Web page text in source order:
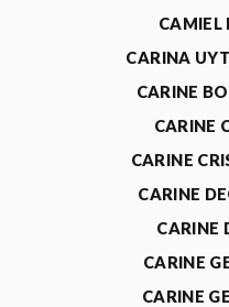
CAMIEL
CARINA
CARINE
CARINE
CARINE
CARINE
CARINE
CARINE
CARINE